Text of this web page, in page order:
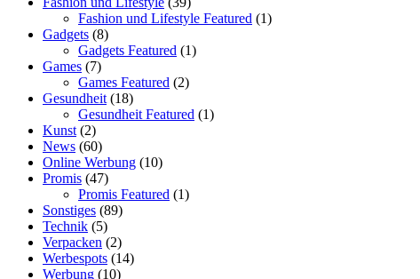
Fashion und Lifestyle Featured (1)
Gadgets (8)
Gadgets Featured (1)
Games (7)
Games Featured (2)
Gesundheit (18)
Gesundheit Featured (1)
Kunst (2)
News (60)
Online Werbung (10)
Promis (47)
Promis Featured (1)
Sonstiges (89)
Technik (5)
Verpacken (2)
Werbespots (14)
Werbung (10)